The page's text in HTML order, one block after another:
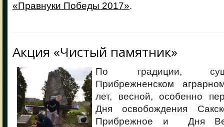
«Правнуки Победы 2017».
Акция «Чистый памятник»
По традиции,
Прибрежненском
лет, весной, особенно
Дня освобождения
Прибрежное и Дня